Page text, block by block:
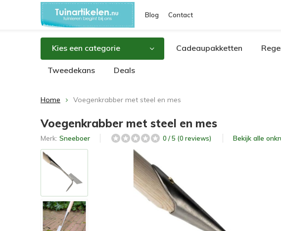
Blog Contact
Kies een categorie Cadeaupakketten
Tweedekans Deals
Home Voegenkrabber met steel en mes
Voegenkrabber met steel en mes
Merk: Sneeboer 0 / 5 (0 reviews) Bekijk alle